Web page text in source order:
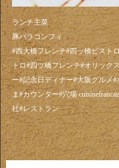
ランチ主菜
豚バラコンフィ
#西大橋フレンチ#四ッ橋ビスト
トロ#四ツ橋フレンチ#オリック
ー#記念日ディナー#大阪グルメ#
ま#カウンター#穴場
社#レストラン